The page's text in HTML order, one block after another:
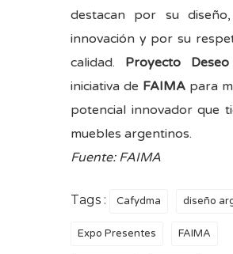
destacan por su
innovación y por su
calidad. Proyecto Deseo
iniciativa de FAIMA para
potencial innovador que
muebles argentinos.
Fuente: FAIMA
Tags : Cafydma diseño
Expo Presentes FAIMA